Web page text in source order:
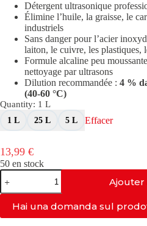
13,99 €
à
Détergent ultrasonique
Élimine l’huile, la graisse, le
industriels
Sans danger pour l’acier
laiton, le cuivre, les plastiques,
Formule alcaline peu
nettoyage par ultrasons
Dilution recommandée : 4 %
(40-60 °C)
Quantity: 1 L
1 L 25 L 5 L Effacer
13,99 €
50 en stock
quantité
de
AS-
GEN
Ajouter
Hai una domanda sul